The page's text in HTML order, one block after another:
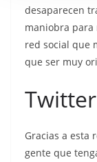
desaparecen
maniobra para
red social que
que ser muy
Twitter
Gracias a esta
gente que